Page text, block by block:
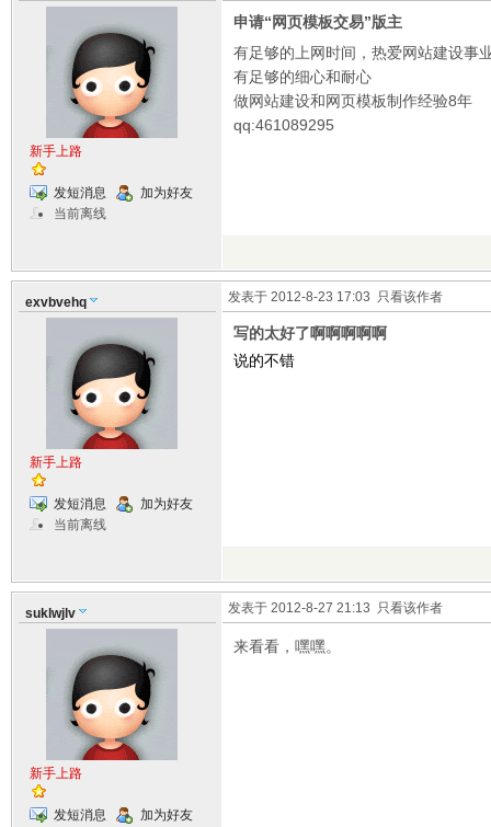
新手上路
发短消息
加为好友
当前离线
申请“网页模板交易”版主
有足够的上网时间，热爱网站建设事
有足够的细心和耐心
做网站建设和网页模板制作经验8年
qq:461089295
exvbvehq
新手上路
发短消息
加为好友
当前离线
发表于 2012-8-23 17:03 只看该作者
写的太好了啊啊啊啊啊
说的不错
suklwjlv
新手上路
发短消息
加为好友
发表于 2012-8-27 21:13 只看该作者
来看看，嘿嘿。